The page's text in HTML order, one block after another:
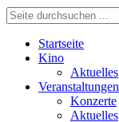
Startseite
Kino
Aktuelles
Veranstaltungen
Konzerte
Aktuelles